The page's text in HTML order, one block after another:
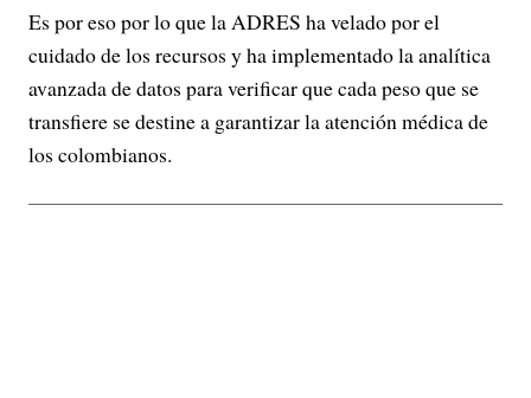
Es por eso por lo que la ADRES ha velado por el
cuidado de los recursos y ha implementado la analítica
avanzada de datos para verificar que cada peso que se
transfiere se destine a garantizar la atención médica de
los colombianos.